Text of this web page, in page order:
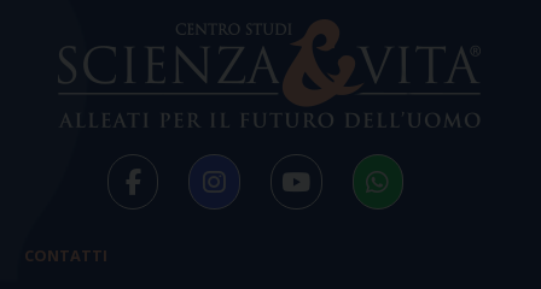
CONTATTI